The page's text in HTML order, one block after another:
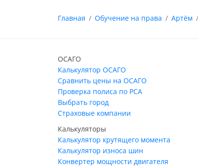
Главная Обучение на права Артём
ОСАГО
Калькулятор ОСАГО
Сравнить цены на ОСАГО
Проверка полиса по РСА
Выбрать город
Страховые компании
Калькуляторы
Калькулятор крутящего момента
Калькулятор износа шин
Конвертер мощности двигателя